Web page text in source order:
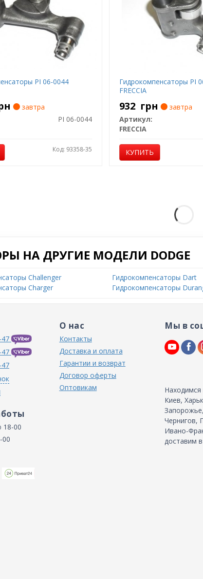
PI 06-0044
завтра
PI 06-0044
Код: 93358-35
Гидрокомпенсаторы PI
FRECCIA
932 грн
завтра
Артикул:
FRECCIA
КУПИТЬ
НА ДРУГИЕ МОДЕЛИ DODGE
Challenger
Charger
Гидрокомпенсаторы Dart
Гидрокомпенсаторы
18-00
00
О нас
Контакты
Доставка и оплата
Гарантии и возврат
Договор оферты
Оптовикам
Мы в
Находимся
Киев,
Чернигов,
Ивано-
доставим